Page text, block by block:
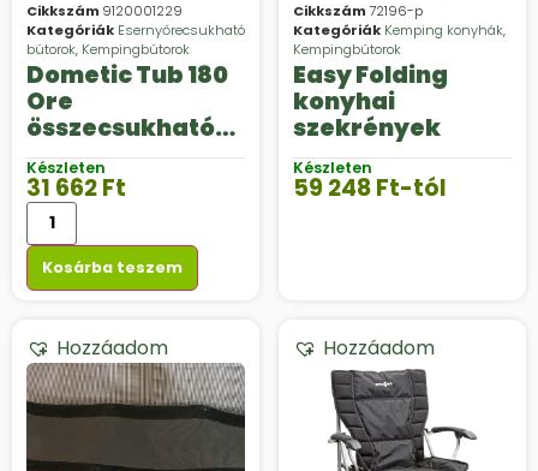
Cikkszám 9120001229
Kategóriák Esernyőrecsukható
bútorok, Kempingbútorok
Dometic Tub 180
Ore
összecsukható
kempingszék
Készleten
31 662Ft
Kosárba teszem
Cikkszám72196-p
Kategóriák Kemping konyhák,
Kempingbútorok
Easy Folding
konyhai
szekrények
Készleten
59 248Ft-tól
Hozzáadom Hozzáadom